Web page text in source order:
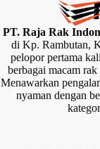
PT. Raja Rak
di Kp. Rambutan,
pelopor pertama
berbagai macam
Menawarkan
nyaman dengan